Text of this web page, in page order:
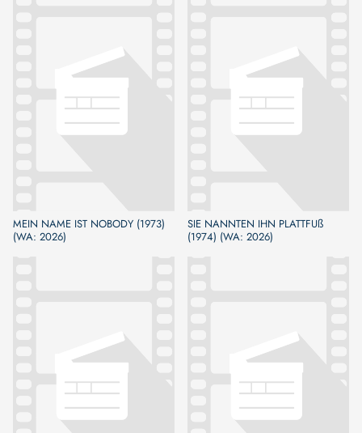
MEIN NAME IST NOBODY (1973)
(WA: 2026)
SIE NANNTEN IHN PLATTFUß
(1974) (WA: 2026)